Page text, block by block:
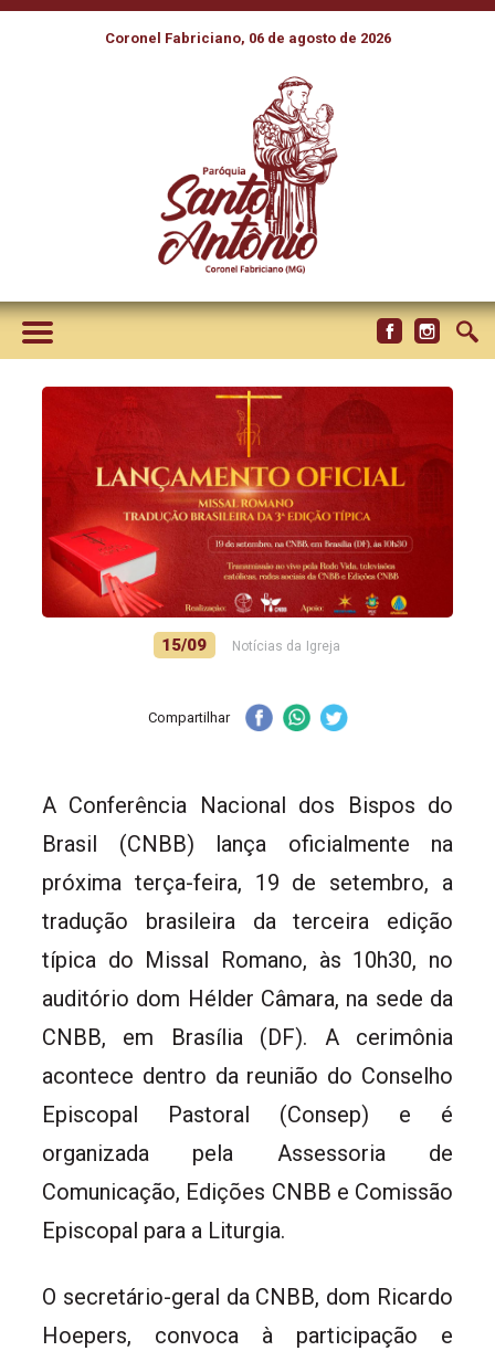
Coronel Fabriciano, 06 de agosto de 2026
CNBB LANÇA TRADUÇÃO
BRASILEIRA DA TERCEIRA
EDIÇÃO TÍPICA DO MISSAL
ROMANO NA TERÇA-FEIRA,
19
15/09 Notícias da Igreja
Compartilhar
A Conferência Nacional dos Bispos do
Brasil (CNBB) lança oficialmente na
próxima terça-feira, 19 de setembro, a
tradução brasileira da terceira edição
típica do Missal Romano, às 10h30, no
auditório dom Hélder Câmara, na sede da
CNBB, em Brasília (DF). A cerimônia
acontece dentro da reunião do Conselho
Episcopal Pastoral (Consep) e é
organizada pela Assessoria de
Comunicação, Edições CNBB e Comissão
Episcopal para a Liturgia.
O secretário-geral da CNBB, dom Ricardo
Hoepers, convoca à participação e